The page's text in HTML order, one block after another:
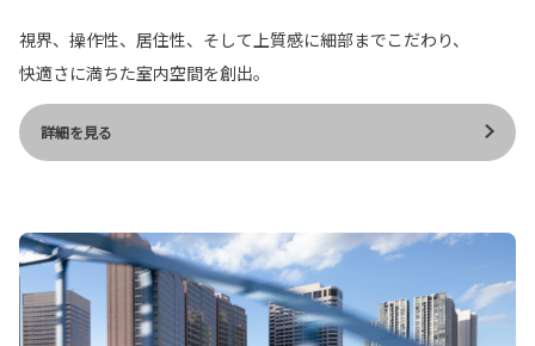
視界、操作性、居住性、そして上質感に細部までこだわり、
快適さに満ちた室内空間を創出。
詳細を見る